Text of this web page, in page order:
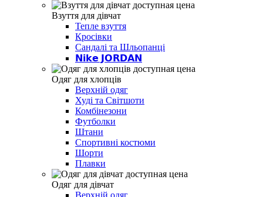
Взуття для дівчат
Тепле взуття
Кросівки
Сандалі та Шльопанці
𝗡𝗶𝗸𝗲 𝗝𝗢𝗥𝗗𝗔𝗡
Одяг для хлопців
Верхній одяг
Худі та Світшоти
Комбінезони
Футболки
Штани
Спортивні костюми
Шорти
Плавки
Одяг для дівчат
Верхній одяг